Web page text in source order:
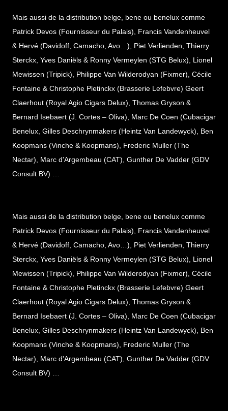
Mais aussi de la distribution belge, bene ou benelux comme
Patrick Devos (Fournisseur du Palais), Francis Vandenheuvel
& Hervé (Davidoff, Camacho, Avo…), Piet Verlienden, Thierry
Sterckx, Yves Daniëls & Ronny Vermeylen (STG Belux), Lionel
Mewissen (Tripick), Philippe Van Wilderodyan (Fixmer), Cécile
Fontaine & Christophe Pletinckx (Brasserie Lefebvre) Geert
Claerhout (Royal Agio Cigars Delux), Thomas Gryson &
Bernard Isebaert (J. Cortes – Oliva), Marc De Coen (Cubacigar
Benelux, Gilles Deschrynmakers (Heintz Van Landewyck), Ben
Koopmans (Vinche & Koopmans), Frederic Muller (The
Nectar), Marc d'Argembeau (CAT), Gunther De Vadder (GDV
Consult BV) …
Mais aussi de la distribution belge, bene ou benelux comme
Patrick Devos (Fournisseur du Palais), Francis Vandenheuvel
& Hervé (Davidoff, Camacho, Avo…), Piet Verlienden, Thierry
Sterckx, Yves Daniëls & Ronny Vermeylen (STG Belux), Lionel
Mewissen (Tripick), Philippe Van Wilderodyan (Fixmer), Cécile
Fontaine & Christophe Pletinckx (Brasserie Lefebvre) Geert
Claerhout (Royal Agio Cigars Delux), Thomas Gryson &
Bernard Isebaert (J. Cortes – Oliva), Marc De Coen (Cubacigar
Benelux, Gilles Deschrynmakers (Heintz Van Landewyck), Ben
Koopmans (Vinche & Koopmans), Frederic Muller (The
Nectar), Marc d'Argembeau (CAT), Gunther De Vadder (GDV
Consult BV) …